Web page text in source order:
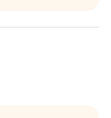
を提案いたしま
うよ？」とい
きっかけにな
で使っ